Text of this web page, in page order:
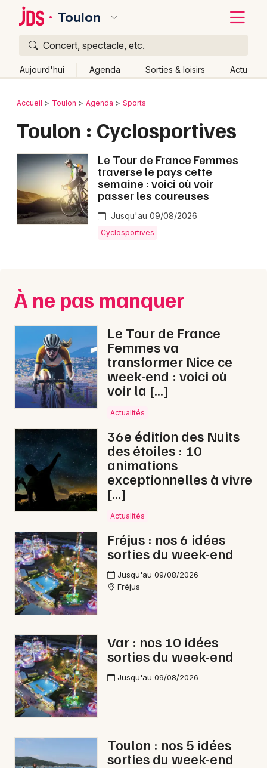
Toulon
Concert, spectacle, etc.
Aujourd'hui Agenda Sorties & loisirs Actu
Publier un événement
Grands événements
Activité & Expérience
Sports
Soirées
Sorties famille
Expos
Sorties & loisirs
Cyclosportives dans le Var
Cyclosportives en Provence-Alpes-Côte-
d'Azur
Newsletter des sorties
Artistes en tournée
Actus à Toulon
Magazine à Toulon
Bordeaux
Lille
Lyon
Marseille
Nantes
Paris
Strasbourg
Toulouse
Retour
Accueil Toulon Agenda Sports
Toulon : Cyclosportives
Le Tour de France Femmes
traverse le pays cette
semaine : voici où voir
passer les coureuses
Jusqu'au 09/08/2026
Cyclosportives
À ne pas manquer
Le Tour de France
Femmes va
transformer Nice ce
week-end : voici où
voir la […]
Actualités
36e édition des Nuits
des étoiles : 10
animations
exceptionnelles à vivre
[…]
Actualités
Fréjus : nos 6 idées
sorties du week-end
Jusqu'au 09/08/2026
Fréjus
Var : nos 10 idées
sorties du week-end
Jusqu'au 09/08/2026
Toulon : nos 5 idées
sorties du week-end
Quoi ?
Où ?
Provence-Alpes-Côte-d'Azur
Partout
Près de moi
Quand ?
Effacer les dates
Aujourd'hui
Demain Ce week-end Autre